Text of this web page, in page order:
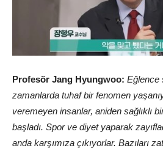
Profesör Jang Hyungwoo: Eğlence
zamanlarda tuhaf bir fenomen
veremeyen insanlar, aniden sağlıklı
başladı. Spor ve diyet yaparak
anda karşımıza çıkıyorlar. Bazıları